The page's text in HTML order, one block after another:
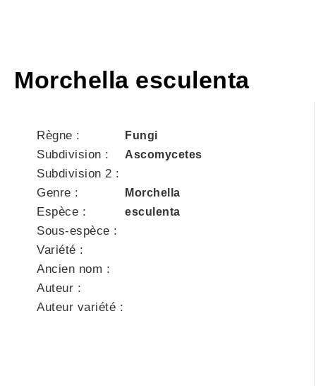
Morchella esculenta
Règne : Fungi
Subdivision : Ascomycetes
Subdivision 2 :
Genre :
Morchella
Espèce : esculenta
Sous-espèce :
Variété :
Ancien nom :
Auteur :
Auteur variété :